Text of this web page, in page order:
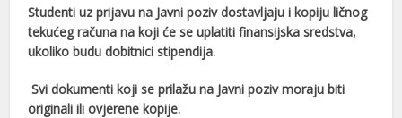
Studenti uz prijavu na Javni poziv dostavljaju i kopiju ličnog
tekućeg računa na koji će se uplatiti finansijska sredstva,
ukoliko budu dobitnici stipendija.
Svi dokumenti koji se prilažu na Javni poziv moraju biti
originali ili ovjerene kopije.